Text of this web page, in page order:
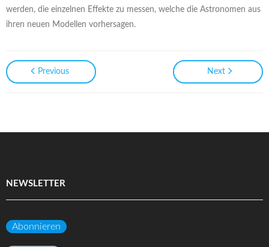
werden, die einzelnen Effekte zu messen, welche die Astronomen aus
ihren neuen Modellen vorhersagen.
Previous Next
NEWSLETTER
Abonnieren